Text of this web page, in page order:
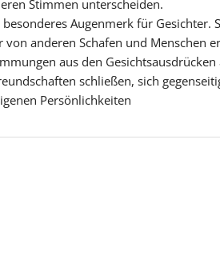
Stimmen unterscheiden.
Augenmerk für Gesichter.
von anderen Schafen und Menschen
aus den Gesichtsausdrücken
schließen, sich
Persönlichkeiten